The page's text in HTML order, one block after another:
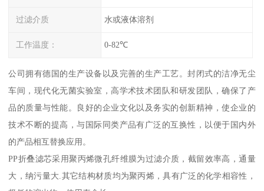
过滤介质 水或液体溶剂
工作温度： 0-82℃
公司拥有德国的生产设备以及完善的生产工艺。封闭式的洁净无尘
车间，现代化无菌实验室，高学术技术团队和研发团队，确保了产
品的质量与性能。良好的企业文化以及务实的创新精神，使企业的
技术不断的提高，与国际同类产品有广泛的互换性，以便于国内外
的产品相互替换应用。
PP折叠滤芯采用聚丙烯微孔纤维膜为过滤介质，截留效率高，通量
大，纳污量大.其它结构材质均为聚丙烯，具有广泛的化学相容性，